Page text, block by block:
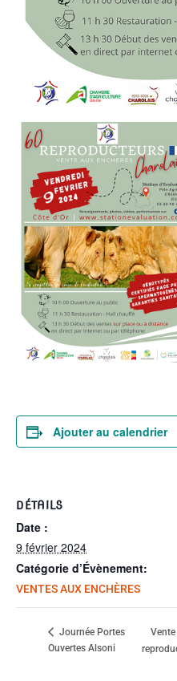
Ajouter au calendrier
DÉTAILS
Date :
9 février 2024
Catégorie d’Évènement:
VENTES AUX ENCHÈRES
Journée Portes
Ouvertes Alsoni